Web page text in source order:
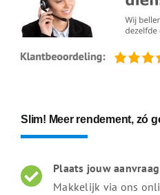
Slim! Meer rendement, zó
Plaats jouw aanvraag
Makkelijk via ons